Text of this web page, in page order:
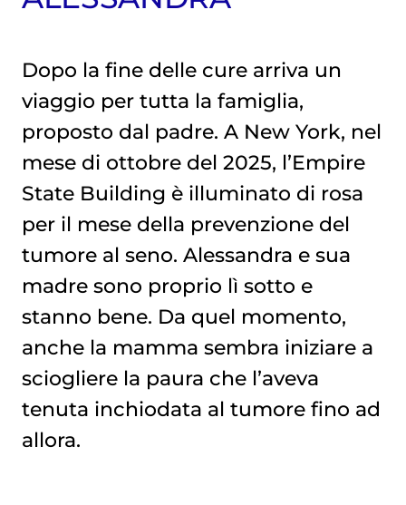
Dopo la fine delle cure arriva un
viaggio per tutta la famiglia,
proposto dal padre. A New York, nel
mese di ottobre del 2025, l’Empire
State Building è illuminato di rosa
per il mese della prevenzione del
tumore al seno. Alessandra e sua
madre sono proprio lì sotto e
stanno bene. Da quel momento,
anche la mamma sembra iniziare a
sciogliere la paura che l’aveva
tenuta inchiodata al tumore fino ad
allora.